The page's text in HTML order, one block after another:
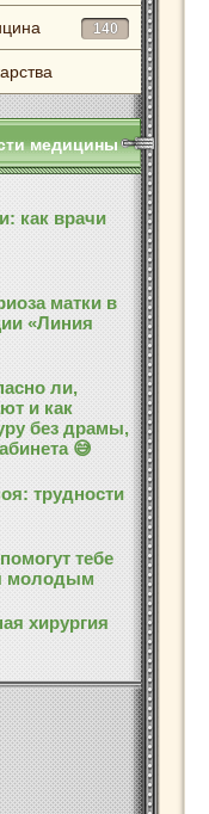
140
медицины
как врачи
матки в
«Линия
ли,
и как
без драмы,
😅
трудности
тебе
молодым
хирургия